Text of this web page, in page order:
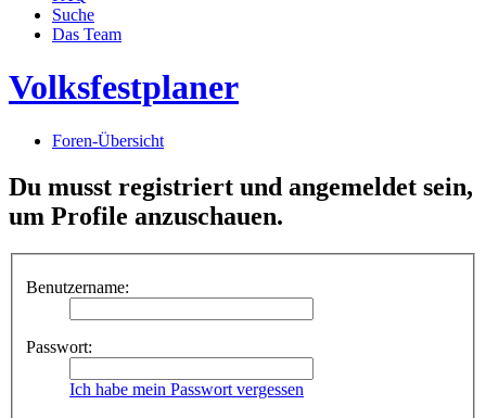
Suche
Das Team
Volksfestplaner
Foren-Übersicht
Du musst registriert und angemeldet sein,
um Profile anzuschauen.
Benutzername:
Passwort:
Ich habe mein Passwort vergessen